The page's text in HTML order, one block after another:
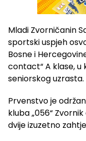
Mladi Zvorničanin
sportski uspjeh
Bosne i
contact“ A klase,
seniorskog uzrasta.
Prvenstvo je
kluba „056“
dvije izuzetno